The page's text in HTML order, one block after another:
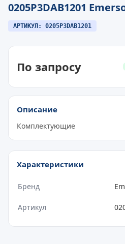
0205P3DAB1201
АРТИКУЛ: 0205P3DAB1201
По запросу
Описание
Комплектующие
Характеристики
Бренд
Артикул